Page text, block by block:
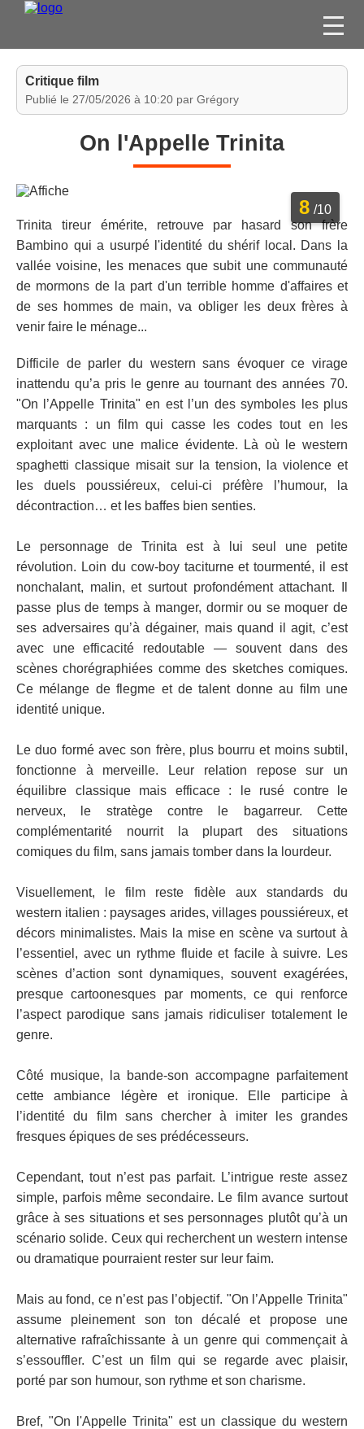
FILMS
JEUX VIDÉO
MEMBRE
Critique film
Publié le 27/05/2026 à 10:20 par Grégory
On l'Appelle Trinita
8 /10
Trinita tireur émérite, retrouve par hasard son frère
Bambino qui a usurpé l'identité du shérif local. Dans la
vallée voisine, les menaces que subit une communauté
de mormons de la part d'un terrible homme d'affaires et
de ses hommes de main, va obliger les deux frères à
venir faire le ménage...
Difficile de parler du western sans évoquer ce virage
inattendu qu’a pris le genre au tournant des années 70.
"On l’Appelle Trinita" en est l’un des symboles les plus
marquants : un film qui casse les codes tout en les
exploitant avec une malice évidente. Là où le western
spaghetti classique misait sur la tension, la violence et
les duels poussiéreux, celui-ci préfère l’humour, la
décontraction… et les baffes bien senties.
Le personnage de Trinita est à lui seul une petite
révolution. Loin du cow-boy taciturne et tourmenté, il est
nonchalant, malin, et surtout profondément attachant. Il
passe plus de temps à manger, dormir ou se moquer de
ses adversaires qu’à dégainer, mais quand il agit, c’est
avec une efficacité redoutable — souvent dans des
scènes chorégraphiées comme des sketches comiques.
Ce mélange de flegme et de talent donne au film une
identité unique.
Le duo formé avec son frère, plus bourru et moins subtil,
fonctionne à merveille. Leur relation repose sur un
équilibre classique mais efficace : le rusé contre le
nerveux, le stratège contre le bagarreur. Cette
complémentarité nourrit la plupart des situations
comiques du film, sans jamais tomber dans la lourdeur.
Visuellement, le film reste fidèle aux standards du
western italien : paysages arides, villages poussiéreux, et
décors minimalistes. Mais la mise en scène va surtout à
l’essentiel, avec un rythme fluide et facile à suivre. Les
scènes d’action sont dynamiques, souvent exagérées,
presque cartoonesques par moments, ce qui renforce
l’aspect parodique sans jamais ridiculiser totalement le
genre.
Côté musique, la bande-son accompagne parfaitement
cette ambiance légère et ironique. Elle participe à
l’identité du film sans chercher à imiter les grandes
fresques épiques de ses prédécesseurs.
Cependant, tout n’est pas parfait. L’intrigue reste assez
simple, parfois même secondaire. Le film avance surtout
grâce à ses situations et ses personnages plutôt qu’à un
scénario solide. Ceux qui recherchent un western intense
ou dramatique pourraient rester sur leur faim.
Mais au fond, ce n’est pas l’objectif. "On l’Appelle Trinita"
assume pleinement son ton décalé et propose une
alternative rafraîchissante à un genre qui commençait à
s’essouffler. C’est un film qui se regarde avec plaisir,
porté par son humour, son rythme et son charisme.
Bref, "On l'Appelle Trinita" est un classique du western